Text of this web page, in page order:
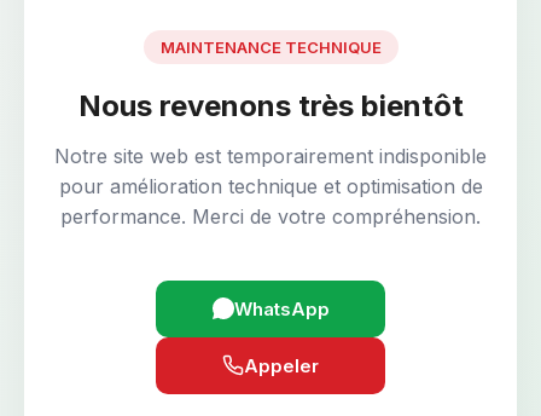
MAINTENANCE TECHNIQUE
Nous revenons très bientôt
Notre site web est temporairement indisponible
pour amélioration technique et optimisation de
performance. Merci de votre compréhension.
WhatsApp
Appeler